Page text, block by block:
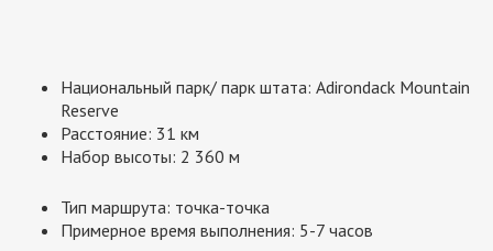
Национальный парк/ парк штата: Adirondack Mountain
Reserve
Расстояние: 31 км
Набор высоты: 2 360 м
Тип маршрута: точка-точка
Примерное время выполнения: 5-7 часов